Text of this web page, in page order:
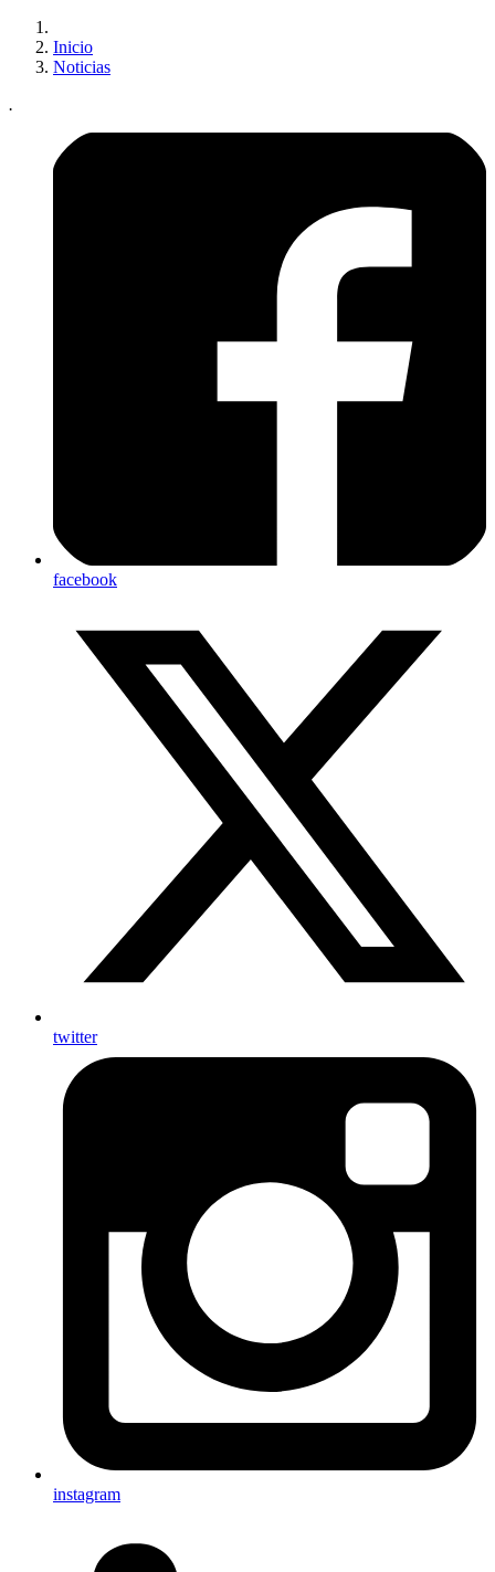
Inicio
Noticias
.
facebook
twitter
instagram